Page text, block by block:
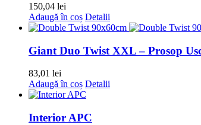
150,04 lei
Adaugă în coș Detalii
Giant Duo Twist XXL – Prosop
83,01 lei
Adaugă în coș Detalii
Interior APC